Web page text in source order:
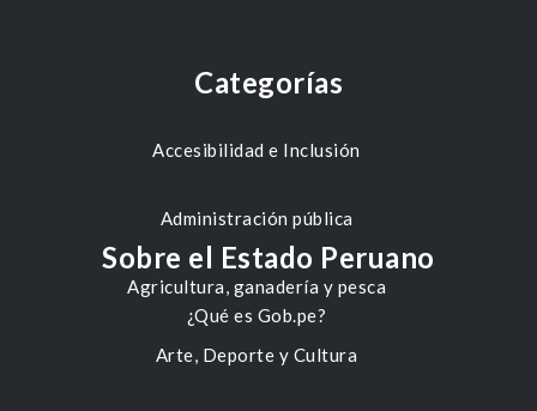
Categorías
Accesibilidad e Inclusión
Administración pública
Agricultura, ganadería y pesca
Arte, Deporte y Cultura
Sobre el Estado Peruano
¿Qué es Gob.pe?